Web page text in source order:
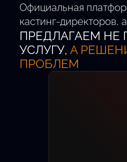
Официальная
кастинг-директоров,
талантливых детей от
Удобный поиск.
Проверенные анкеты.
Быстрый выход на главные
Новых актёров
ПРЕДЛАГАЕМ НЕ
УСЛУГУ, А
ПРОБЛЕМ